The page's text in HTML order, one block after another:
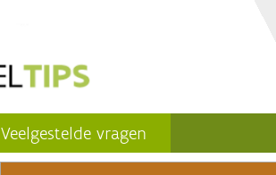
Veelgestelde vragen